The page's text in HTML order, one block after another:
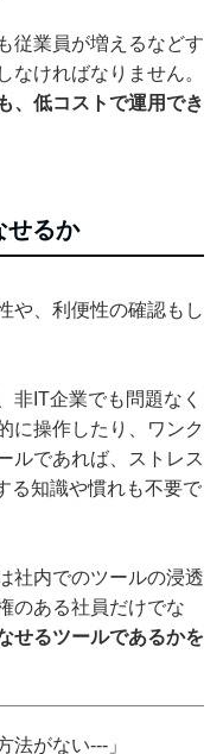
従業員が増えるなどす
なければなりません。
、低コストで運用でき
せるか
や、利便性の確認もし
非IT企業でも問題なく
に操作したり、ワンク
ルであれば、ストレス
る知識や慣れも不要で
社内でのツールの浸透
のある社員だけでな
せるツールであるかを
法がない---」